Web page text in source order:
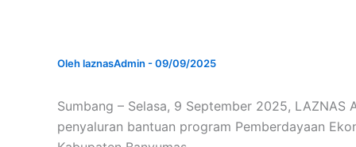
OlehlaznasAdmin -09/09/2025
Sumbang – Selasa, 9 September 2025,
penyaluran bantuan program Pemberdayaan